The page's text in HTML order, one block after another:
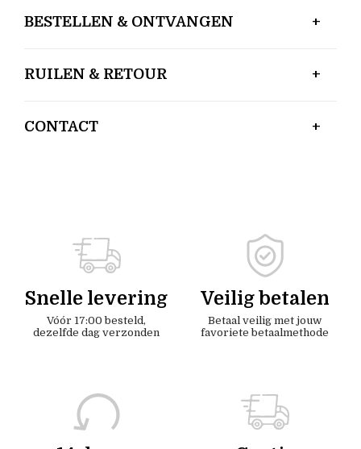
BESTELLEN & ONTVANGEN
RUILEN & RETOUR
CONTACT
Snelle levering
Vóór 17:00 besteld,
dezelfde dag verzonden
Veilig betalen
Betaal veilig met jouw
favoriete betaalmethode